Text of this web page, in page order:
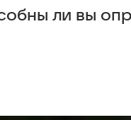
ли вы